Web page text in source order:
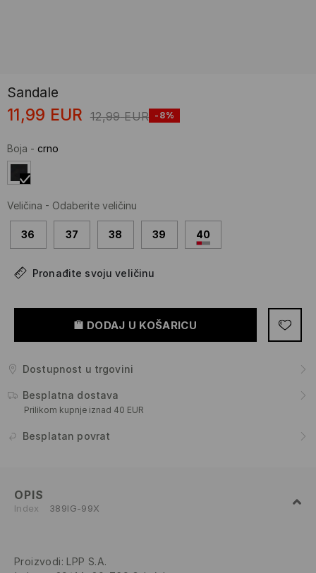
Sandale
11,99 EUR 12,99 EUR -8%
Boja - crno
Veličina - Odaberite veličinu
36 37 38 39 40
Pronađite svoju veličinu
DODAJ U KOŠARICU
Dostupnost u trgovini
Besplatna dostava
Prilikom kupnje iznad 40 EUR
Besplatan povrat
OPIS
Index 389IG-99X
Proizvodi: LPP S.A.